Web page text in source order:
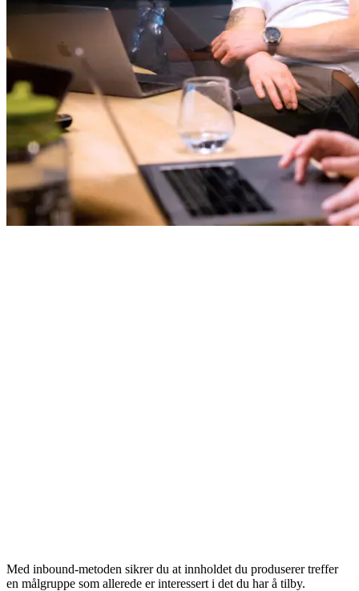
Med inbound-metoden sikrer du at innholdet du produserer treffer
en målgruppe som allerede er interessert i det du har å tilby.